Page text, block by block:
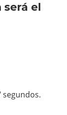
será el